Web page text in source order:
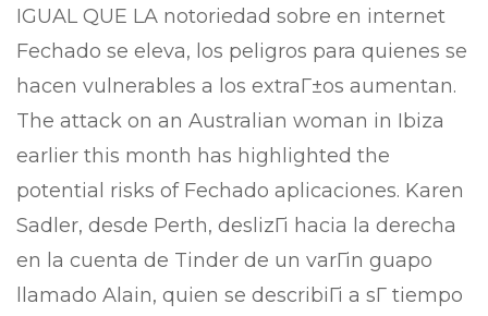
IGUAL QUE LA notoriedad sobre en internet
Fechado se eleva, los peligros para quienes se
hacen vulnerables a los extraГ±os aumentan.
The attack on an Australian woman in Ibiza
earlier this month has highlighted the
potential risks of Fechado aplicaciones. Karen
Sadler, desde Perth, deslizГі hacia la derecha
en la cuenta de Tinder de un varГіn guapo
llamado Alain, quien se describiГі a sГ­ tiempo